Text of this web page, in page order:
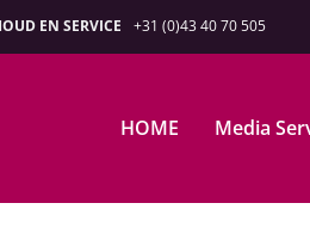
EN SERVICE +31 (0)43 40 70 505
HOME Media